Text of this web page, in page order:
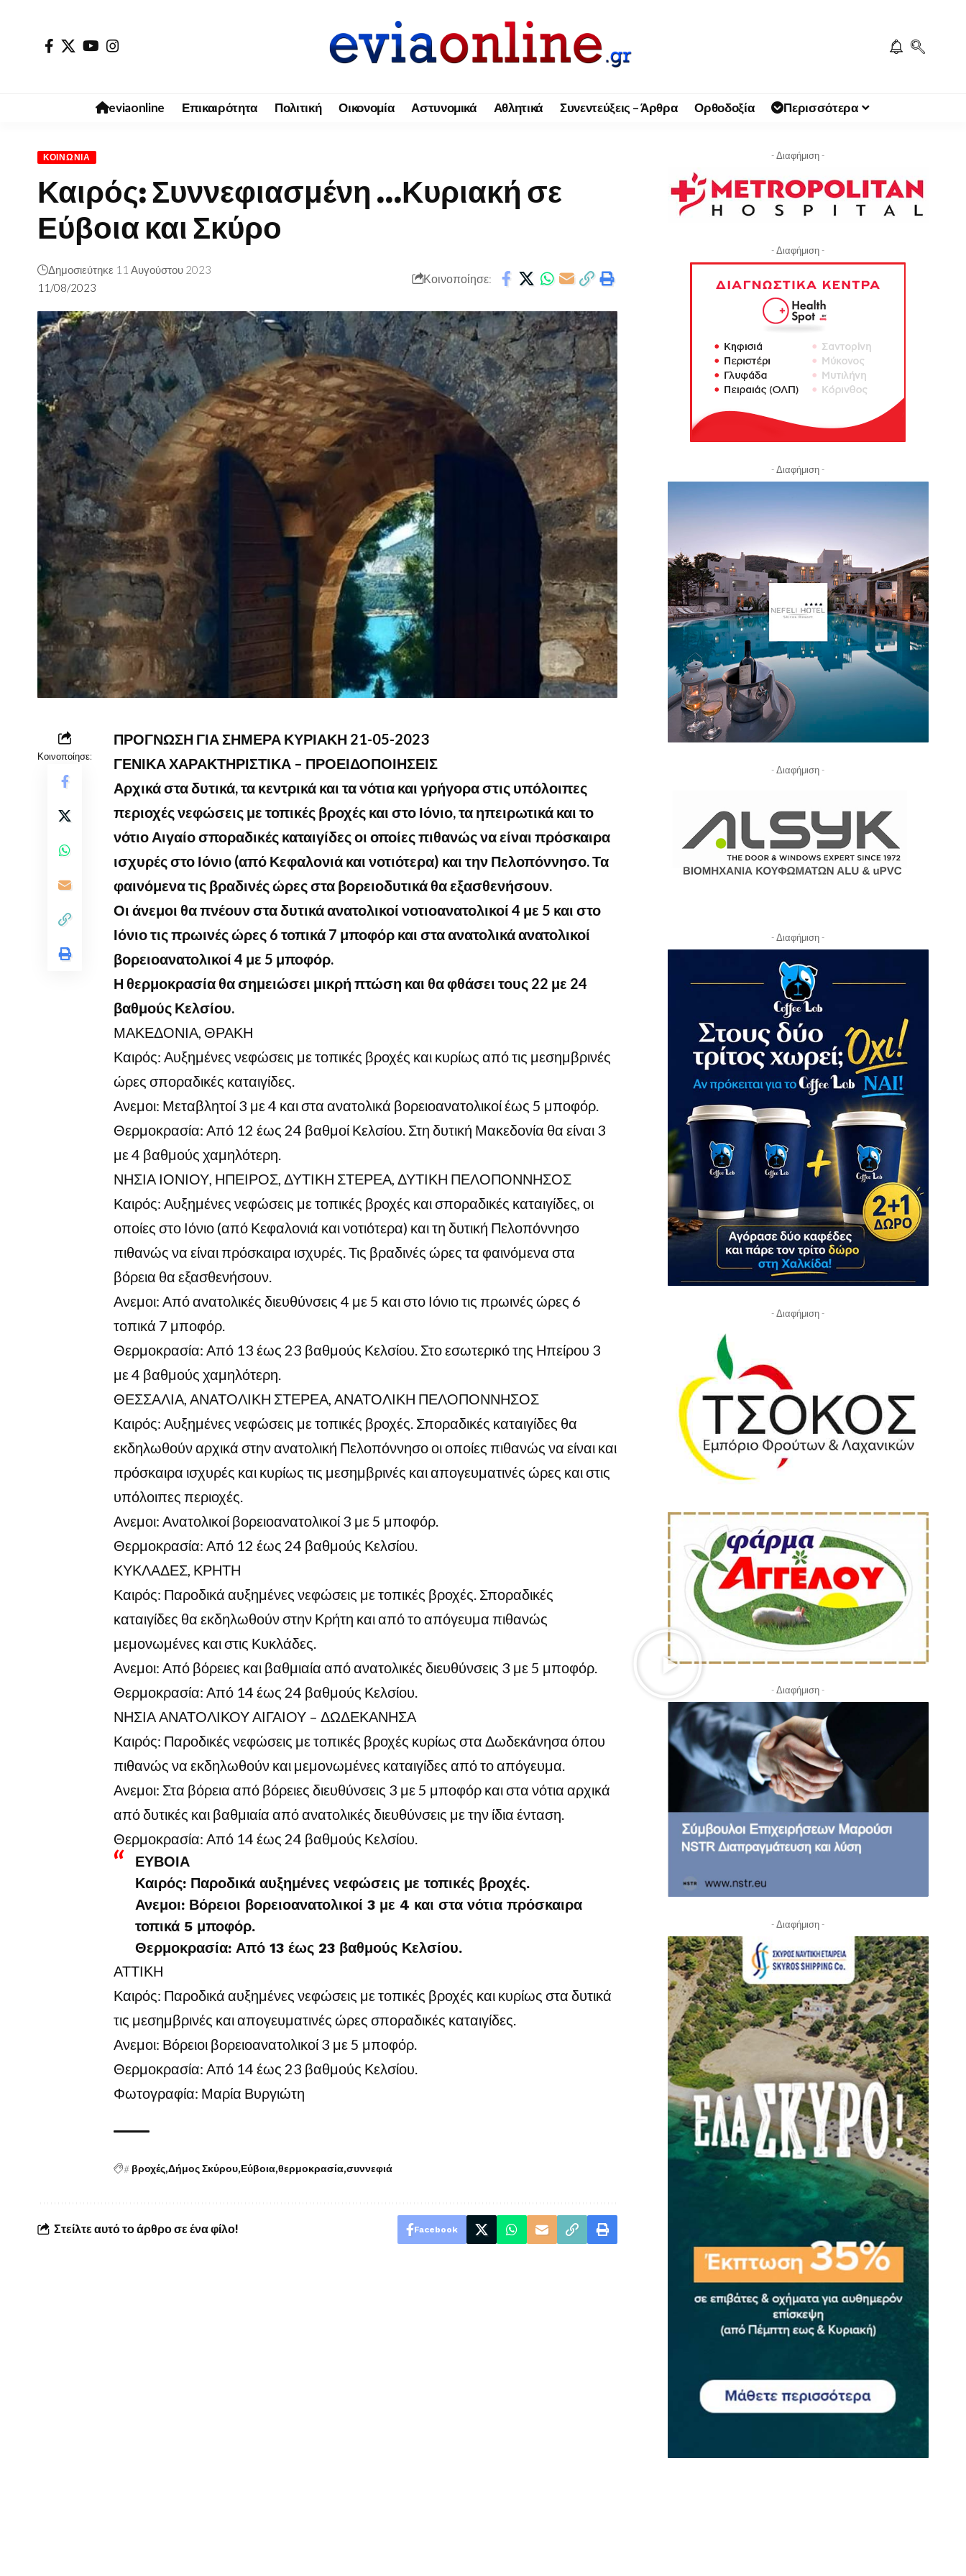
eviaonline Επικαιρότητα Πολιτική Οικονομία Αστυνομικά Αθλητικά Συνεντεύξεις – Άρθρα Ορθοδοξία Περισσότερα
ΚΟΙΝΩΝΊΑ
Καιρός: Συννεφιασμένη …Κυριακή σε
Εύβοια και Σκύρο
11/08/2023
Δημοσιεύτηκε 11 Αυγούστου 2023
Κοινοποίησε:
Κοινοποίησε:
ΠΡΟΓΝΩΣΗ ΓΙΑ ΣΗΜΕΡΑ ΚΥΡΙΑΚΗ 21-05-2023
ΓΕΝΙΚΑ ΧΑΡΑΚΤΗΡΙΣΤΙΚΑ – ΠΡΟΕΙΔΟΠΟΙΗΣΕΙΣ
Αρχικά στα δυτικά, τα κεντρικά και τα νότια και γρήγορα στις υπόλοιπες
περιοχές νεφώσεις με τοπικές βροχές και στο Ιόνιο, τα ηπειρωτικά και το
νότιο Αιγαίο σποραδικές καταιγίδες οι οποίες πιθανώς να είναι πρόσκαιρα
ισχυρές στο Ιόνιο (από Κεφαλονιά και νοτιότερα) και την Πελοπόννησο. Τα
φαινόμενα τις βραδινές ώρες στα βορειοδυτικά θα εξασθενήσουν.
Οι άνεμοι θα πνέουν στα δυτικά ανατολικοί νοτιοανατολικοί 4 με 5 και στο
Ιόνιο τις πρωινές ώρες 6 τοπικά 7 μποφόρ και στα ανατολικά ανατολικοί
βορειοανατολικοί 4 με 5 μποφόρ.
Η θερμοκρασία θα σημειώσει μικρή πτώση και θα φθάσει τους 22 με 24
βαθμούς Κελσίου.
ΜΑΚΕΔΟΝΙΑ, ΘΡΑΚΗ
Καιρός: Αυξημένες νεφώσεις με τοπικές βροχές και κυρίως από τις μεσημβρινές
ώρες σποραδικές καταιγίδες.
Ανεμοι: Μεταβλητοί 3 με 4 και στα ανατολικά βορειοανατολικοί έως 5 μποφόρ.
Θερμοκρασία: Από 12 έως 24 βαθμοί Κελσίου. Στη δυτική Μακεδονία θα είναι 3
με 4 βαθμούς χαμηλότερη.
ΝΗΣΙΑ ΙΟΝΙΟΥ, ΗΠΕΙΡΟΣ, ΔΥΤΙΚΗ ΣΤΕΡΕΑ, ΔΥΤΙΚΗ ΠΕΛΟΠΟΝΝΗΣΟΣ
Καιρός: Αυξημένες νεφώσεις με τοπικές βροχές και σποραδικές καταιγίδες, οι
οποίες στο Ιόνιο (από Κεφαλονιά και νοτιότερα) και τη δυτική Πελοπόννησο
πιθανώς να είναι πρόσκαιρα ισχυρές. Τις βραδινές ώρες τα φαινόμενα στα
βόρεια θα εξασθενήσουν.
Ανεμοι: Από ανατολικές διευθύνσεις 4 με 5 και στο Ιόνιο τις πρωινές ώρες 6
τοπικά 7 μποφόρ.
Θερμοκρασία: Από 13 έως 23 βαθμούς Κελσίου. Στο εσωτερικό της Ηπείρου 3
με 4 βαθμούς χαμηλότερη.
ΘΕΣΣΑΛΙΑ, ΑΝΑΤΟΛΙΚΗ ΣΤΕΡΕΑ, ΑΝΑΤΟΛΙΚΗ ΠΕΛΟΠΟΝΝΗΣΟΣ
Καιρός: Αυξημένες νεφώσεις με τοπικές βροχές. Σποραδικές καταιγίδες θα
εκδηλωθούν αρχικά στην ανατολική Πελοπόννησο οι οποίες πιθανώς να είναι και
πρόσκαιρα ισχυρές και κυρίως τις μεσημβρινές και απογευματινές ώρες και στις
υπόλοιπες περιοχές.
Ανεμοι: Ανατολικοί βορειοανατολικοί 3 με 5 μποφόρ.
Θερμοκρασία: Από 12 έως 24 βαθμούς Κελσίου.
ΚΥΚΛΑΔΕΣ, ΚΡΗΤΗ
Καιρός: Παροδικά αυξημένες νεφώσεις με τοπικές βροχές. Σποραδικές
καταιγίδες θα εκδηλωθούν στην Κρήτη και από το απόγευμα πιθανώς
μεμονωμένες και στις Κυκλάδες.
Ανεμοι: Από βόρειες και βαθμιαία από ανατολικές διευθύνσεις 3 με 5 μποφόρ.
Θερμοκρασία: Από 14 έως 24 βαθμούς Κελσίου.
ΝΗΣΙΑ ΑΝΑΤΟΛΙΚΟΥ ΑΙΓΑΙΟΥ – ΔΩΔΕΚΑΝΗΣΑ
Καιρός: Παροδικές νεφώσεις με τοπικές βροχές κυρίως στα Δωδεκάνησα όπου
πιθανώς να εκδηλωθούν και μεμονωμένες καταιγίδες από το απόγευμα.
Ανεμοι: Στα βόρεια από βόρειες διευθύνσεις 3 με 5 μποφόρ και στα νότια αρχικά
από δυτικές και βαθμιαία από ανατολικές διευθύνσεις με την ίδια ένταση.
Θερμοκρασία: Από 14 έως 24 βαθμούς Κελσίου.
ΕΥΒΟΙΑ
Καιρός: Παροδικά αυξημένες νεφώσεις με τοπικές βροχές.
Ανεμοι: Βόρειοι βορειοανατολικοί 3 με 4 και στα νότια πρόσκαιρα
τοπικά 5 μποφόρ.
Θερμοκρασία: Από 13 έως 23 βαθμούς Κελσίου.
ΑΤΤΙΚΗ
Καιρός: Παροδικά αυξημένες νεφώσεις με τοπικές βροχές και κυρίως στα δυτικά
τις μεσημβρινές και απογευματινές ώρες σποραδικές καταιγίδες.
Ανεμοι: Βόρειοι βορειοανατολικοί 3 με 5 μποφόρ.
Θερμοκρασία: Από 14 έως 23 βαθμούς Κελσίου.
Φωτογραφία: Μαρία Βυργιώτη
# βροχές Δήμος Σκύρου Εύβοια θερμοκρασία συννεφιά
Στείλτε αυτό το άρθρο σε ένα φίλο! Facebook
- Διαφήμιση -
- Διαφήμιση -
- Διαφήμιση -
- Διαφήμιση -
- Διαφήμιση -
- Διαφήμιση -
- Διαφήμιση -
- Διαφήμιση -